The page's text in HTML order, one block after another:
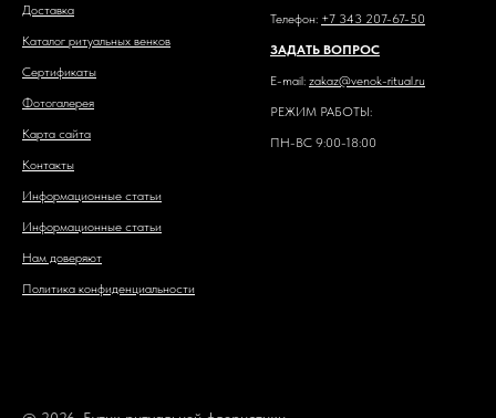
Доставка
Каталог ритуальных венков
Сертификаты
Фотогалерея
Карта сайта
Контакты
Информационные статьи
Информационные статьи
Нам доверяют
Политика конфиденциальности
Телефон: +7 343 207-67-50
ЗАДАТЬ ВОПРОС
E-mail: zakaz@venok-ritual.ru
РЕЖИМ РАБОТЫ:
ПН-ВС 9:00-18:00